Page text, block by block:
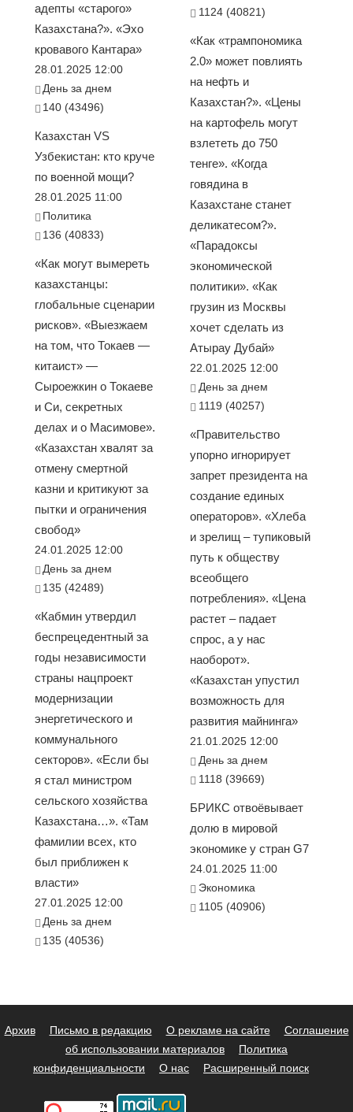
адепты «старого»
Казахстана?». «Эхо
кровавого Кантара»
28.01.2025 12:00
День за днем
140 (43496)
Казахстан VS
Узбекистан: кто круче
по военной мощи?
28.01.2025 11:00
Политика
136 (40833)
«Как могут вымереть
казахстанцы:
глобальные сценарии
рисков». «Выезжаем
на том, что Токаев —
китаист» —
Сыроежкин о Токаеве
и Си, секретных
делах и о Масимове».
«Казахстан хвалят за
отмену смертной
казни и критикуют за
пытки и ограничения
свобод»
24.01.2025 12:00
День за днем
135 (42489)
«Кабмин утвердил
беспрецедентный за
годы независимости
страны нацпроект
модернизации
энергетического и
коммунального
секторов». «Если бы
я стал министром
сельского хозяйства
Казахстана…». «Там
фамилии всех, кто
был приближен к
власти»
27.01.2025 12:00
День за днем
135 (40536)
1124 (40821)
«Как «трампономика
2.0» может повлиять
на нефть и
Казахстан?». «Цены
на картофель могут
взлететь до 750
тенге». «Когда
говядина в
Казахстане станет
деликатесом?».
«Парадоксы
экономической
политики». «Как
грузин из Москвы
хочет сделать из
Атырау Дубай»
22.01.2025 12:00
День за днем
1119 (40257)
«Правительство
упорно игнорирует
запрет президента на
создание единых
операторов». «Хлеба
и зрелищ – тупиковый
путь к обществу
всеобщего
потребления». «Цена
растет – падает
спрос, а у нас
наоборот».
«Казахстан упустил
возможность для
развития майнинга»
21.01.2025 12:00
День за днем
1118 (39669)
БРИКС отвоёвывает
долю в мировой
экономике у стран G7
24.01.2025 11:00
Экономика
1105 (40906)
Архив Письмо в редакцию О рекламе на сайте
Соглашение
об использовании материалов
Политика
конфиденциальности
О нас Расширенный поиск